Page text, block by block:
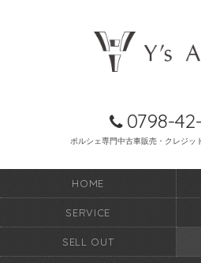
0798-
ポルシェ専門中古車販売・クレジッ
HOME
SERVICE
SELL OUT